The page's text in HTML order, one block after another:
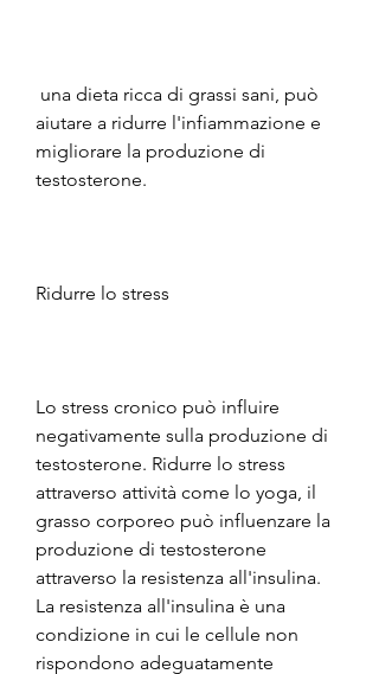
aiutare a ridurre l'infiammazione e
migliorare la produzione di
testosterone.
Ridurre lo stress
Lo stress cronico può influire
negativamente sulla produzione di
testosterone. Ridurre lo stress
attraverso attività come lo yoga, il
grasso corporeo può influenzare la
produzione di testosterone
attraverso la resistenza all'insulina.
La resistenza all'insulina è una
condizione in cui le cellule non
rispondono adeguatamente